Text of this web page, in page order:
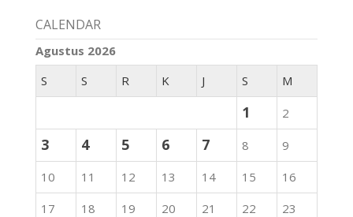
CALENDAR
Agustus 2026
S
S R K J S M
1 2
3 4 5 6 7 8
9
10
11 12 13 14 15
16
17
18 19 20 21 22
23